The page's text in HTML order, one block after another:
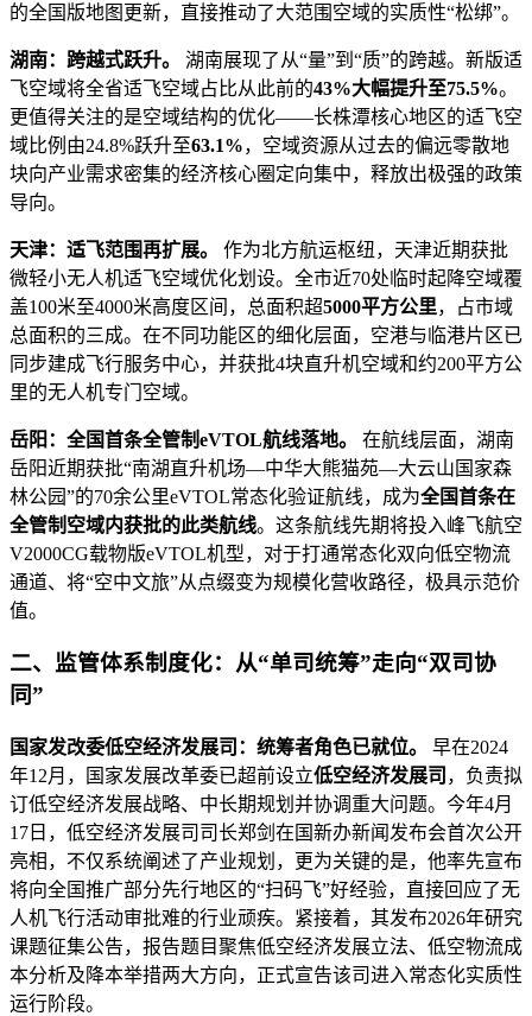
的全国版地图更新，直接推动了大范围空域的实质性“松绑”。
湖南：跨越式跃升。
湖南展现了从“量”到“质”的跨越。新版适
飞空域将全省适飞空域占比从此前的43%大幅提升至75.5%。
更值得关注的是空域结构的优化——长株潭核心地区的适飞空
域比例由24.8%跃升至63.1%，空域资源从过去的偏远零散地
块向产业需求密集的经济核心圈定向集中，释放出极强的政策
导向。
天津：适飞范围再扩展。
作为北方航运枢纽，天津近期获批
微轻小无人机适飞空域优化划设。全市近70处临时起降空域覆
盖100米至4000米高度区间，总面积超5000平方公里，占市域
总面积的三成。在不同功能区的细化层面，空港与临港片区已
同步建成飞行服务中心，并获批4块直升机空域和约200平方公
里的无人机专门空域。
岳阳：全国首条全管制eVTOL航线落地。
在航线层面，湖南
岳阳近期获批“南湖直升机场—中华大熊猫苑—大云山国家森
林公园”的70余公里eVTOL常态化验证航线，成为全国首条在
全管制空域内获批的此类航线。这条航线先期将投入峰飞航空
V2000CG载物版eVTOL机型，对于打通常态化双向低空物流
通道、将“空中文旅”从点缀变为规模化营收路径，极具示范价
值。
二、监管体系制度化：从“单司统筹”走向“双司协
同”
国家发改委低空经济发展司：统筹者角色已就位。
早在2024
年12月，国家发展改革委已超前设立低空经济发展司 ，负责拟
订低空经济发展战略、中长期规划并协调重大问题。今年4月
17日，低空经济发展司司长郑剑在国新办新闻发布会首次公开
亮相，不仅系统阐述了产业规划，更为关键的是，他率先宣布
将向全国推广部分先行地区的“扫码飞”好经验，直接回应了无
人机飞行活动审批难的行业顽疾。紧接着，其发布2026年研究
课题征集公告，报告题目聚焦低空经济发展立法、低空物流成
本分析及降本举措两大方向，正式宣告该司进入常态化实质性
运行阶段。